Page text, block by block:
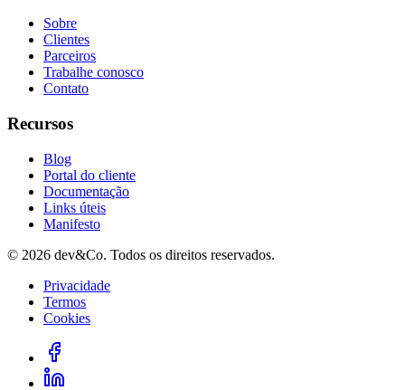
Sobre
Clientes
Parceiros
Trabalhe conosco
Contato
Recursos
Blog
Portal do cliente
Documentação
Links úteis
Manifesto
© 2026 dev&Co. Todos os direitos reservados.
Privacidade
Termos
Cookies